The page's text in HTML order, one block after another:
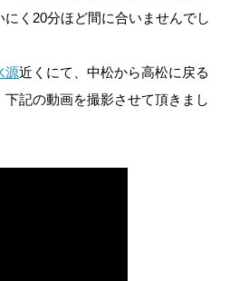
く20分ほど間に合いませんでし
源近くにて、中松から高松に戻る
下記の動画を撮影させて頂きまし